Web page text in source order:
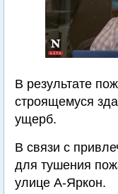
В результате
строящемуся
ущерб.
В связи с
для тушения
улице А-Яркон.